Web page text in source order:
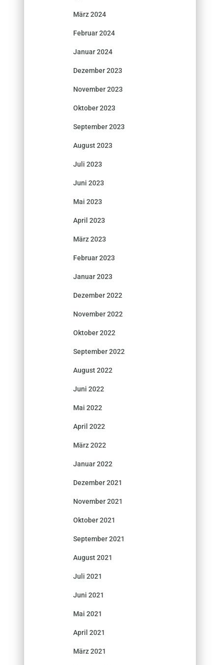
März 2024
Februar 2024
Januar 2024
Dezember 2023
November 2023
Oktober 2023
September 2023
August 2023
Juli 2023
Juni 2023
Mai 2023
April 2023
März 2023
Februar 2023
Januar 2023
Dezember 2022
November 2022
Oktober 2022
September 2022
August 2022
Juni 2022
Mai 2022
April 2022
März 2022
Januar 2022
Dezember 2021
November 2021
Oktober 2021
September 2021
August 2021
Juli 2021
Juni 2021
Mai 2021
April 2021
März 2021